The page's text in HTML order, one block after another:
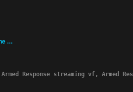
…
Response streaming vf, Armed